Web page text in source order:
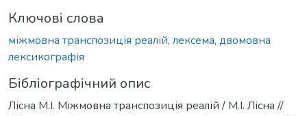
Ключові слова
міжмовна транспозиція реалій, лексема, двомовна
лексикографія
Бібліографічний опис
Лісна М.І. Міжмовна транспозиція реалій / М.І. Лісна //